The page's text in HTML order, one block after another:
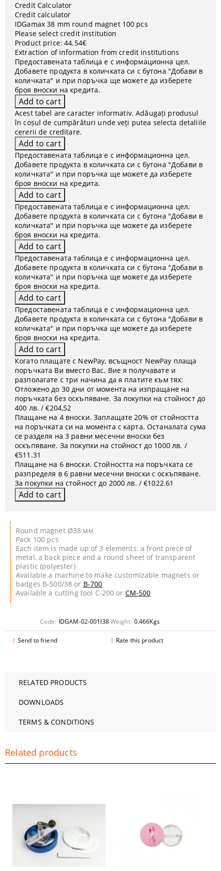
Round magnet Ø38 мм
Pack 100 pcs
Each item is made up of 3 elements: a front piece of
metal, a back piece and a round sheet of transparent
plastic (polyester)
Available a machine to make customizable magnets or
badges B-500/38 or B-700
Available a cutting tool C-200 or CM-500
Code: IDGAM-02-001I38Weight: 0.466Kgs
Send to friend Rate this product
Credit Calculator
Credit calculator
IDGamax 38 mm round magnet 100 pcs
Please select credit institution
Product price: 44.54€
Extraction of information from credit institutions
Предоставената таблица е с информационна цел.
Добавете продукта в количката си с бутона "Добави в
количката" и при поръчка ще можете да изберете
броя вноски на кредита.
Acest tabel are caracter informativ. Adăugați produsul
în coșul de cumpărături unde veți putea selecta detaliile
cererii de creditare.
Предоставената таблица е с информационна цел.
Добавете продукта в количката си с бутона "Добави в
количката" и при поръчка ще можете да изберете
броя вноски на кредита.
Предоставената таблица е с информационна цел.
Добавете продукта в количката си с бутона "Добави в
количката" и при поръчка ще можете да изберете
броя вноски на кредита.
Предоставената таблица е с информационна цел.
Добавете продукта в количката си с бутона "Добави в
количката" и при поръчка ще можете да изберете
броя вноски на кредита.
Предоставената таблица е с информационна цел.
Добавете продукта в количката си с бутона "Добави в
количката" и при поръчка ще можете да изберете
броя вноски на кредита.
Когато плащате с NewPay, всъщност NewPay плаща
поръчката Ви вместо Вас. Вие я получавате и
разполагате с три начина да я платите към тях:
Отложено до 30 дни от момента на изпращане на
поръчката без оскъпяване. За покупки на стойност до
400 лв. / €204,52
Плащане на 4 вноски. Заплащате 20% от стойността
на поръчката си на момента с карта. Останалата сума
се разделя на 3 равни месечни вноски без
оскъпяване. За покупки на стойност до 1000 лв. /
€511.31
Плащане на 6 вноски. Стойността на поръчката се
разпределя в 6 равни месечни вноски с оскъпяване.
За покупки на стойност до 2000 лв. / €1022.61
RELATED PRODUCTS
DOWNLOADS
TERMS & CONDITIONS
Related products